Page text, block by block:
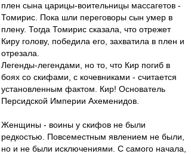
плен сына царицы-воительницы массагетов -
Томирис. Пока шли переговоры сын умер в
плену. Тогда Томирис сказала, что отрежет
Киру голову, победила его, захватила в плен и
отрезала.
Легенды-легендами, но то, что Кир погиб в
боях со скифами, с кочевниками - считается
установленным фактом. Кир! Основатель
Персидской Империи Ахеменидов.
Женщины - воины у скифов не были
редкостью. Повсеместным явлением не были,
но и не были исключениями. С самого начала,